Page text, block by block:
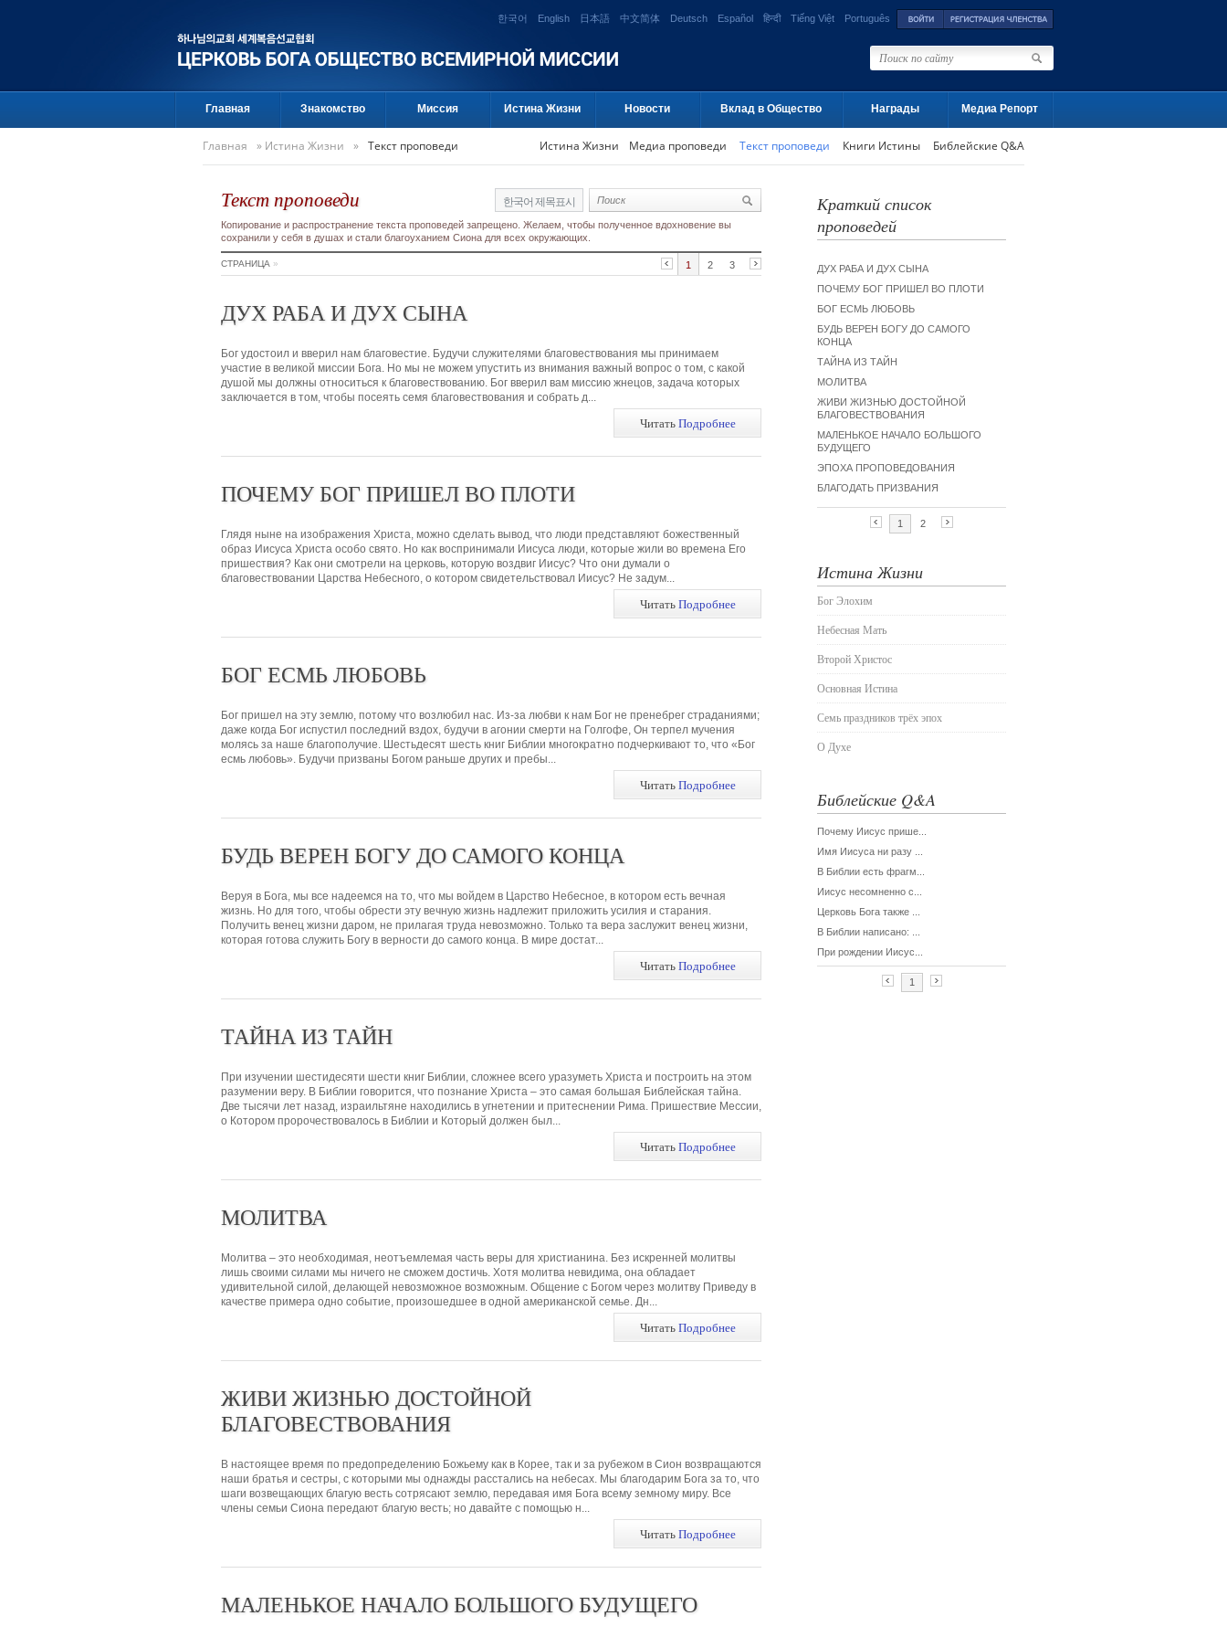
한국어 English 日本語 中文简体 Deutsch Español हिन्दी Tiếng Việt Português
Главная Знакомство Миссия Истина Жизни Новости Вклад в Общество Награды Медиа Репорт
Главная » Истина Жизни » Текст проповеди Истина Жизни Медиа проповеди Текст проповеди Книги Истины Библейские Q&A
Текст проповеди 한국어 제목표시
Копирование и распространение текста проповедей запрещено. Желаем, чтобы полученное вдохновение вы
сохранили у себя в душах и стали благоуханием Сиона для всех окружающих.
СТРАНИЦА » 1 2 3
ДУХ РАБА И ДУХ СЫНА
Бог удостоил и вверил нам благовестие. Будучи служителями благовествования мы принимаем
участие в великой миссии Бога. Но мы не можем упустить из внимания важный вопрос о том, с какой
душой мы должны относиться к благовествованию. Бог вверил вам миссию жнецов, задача которых
заключается в том, чтобы посеять семя благовествования и собрать д...
ЧитатьПодробнее
ПОЧЕМУ БОГ ПРИШЕЛ ВО ПЛОТИ
Глядя ныне на изображения Христа, можно сделать вывод, что люди представляют божественный
образ Иисуса Христа особо свято. Но как воспринимали Иисуса люди, которые жили во времена Его
пришествия? Как они смотрели на церковь, которую воздвиг Иисус? Что они думали о
благовествовании Царства Небесного, о котором свидетельствовал Иисус? Не задум...
ЧитатьПодробнее
БОГ ЕСМЬ ЛЮБОВЬ
Бог пришел на эту землю, потому что возлюбил нас. Из-за любви к нам Бог не пренебрег страданиями;
даже когда Бог испустил последний вздох, будучи в агонии смерти на Голгофе, Он терпел мучения
молясь за наше благополучие. Шестьдесят шесть книг Библии многократно подчеркивают то, что «Бог
есмь любовь». Будучи призваны Богом раньше других и пребы...
ЧитатьПодробнее
БУДЬ ВЕРЕН БОГУ ДО САМОГО КОНЦА
Веруя в Бога, мы все надеемся на то, что мы войдем в Царство Небесное, в котором есть вечная
жизнь. Но для того, чтобы обрести эту вечную жизнь надлежит приложить усилия и старания.
Получить венец жизни даром, не прилагая труда невозможно. Только та вера заслужит венец жизни,
которая готова служить Богу в верности до самого конца. В мире достат...
ЧитатьПодробнее
ТАЙНА ИЗ ТАЙН
При изучении шестидесяти шести книг Библии, сложнее всего уразуметь Христа и построить на этом
разумении веру. В Библии говорится, что познание Христа – это самая большая Библейская тайна.
Две тысячи лет назад, израильтяне находились в угнетении и притеснении Рима. Пришествие Мессии,
о Котором пророчествовалось в Библии и Который должен был...
ЧитатьПодробнее
МОЛИТВА
Молитва – это необходимая, неотъемлемая часть веры для христианина. Без искренней молитвы
лишь своими силами мы ничего не сможем достичь. Хотя молитва невидима, она обладает
удивительной силой, делающей невозможное возможным. Общение с Богом через молитву Приведу в
качестве примера одно событие, произошедшее в одной американской семье. Дн...
ЧитатьПодробнее
ЖИВИ ЖИЗНЬЮ ДОСТОЙНОЙ
БЛАГОВЕСТВОВАНИЯ
В настоящее время по предопределению Божьему как в Корее, так и за рубежом в Сион возвращаются
наши братья и сестры, с которыми мы однажды расстались на небесах. Мы благодарим Бога за то, что
шаги возвещающих благую весть сотрясают землю, передавая имя Бога всему земному миру. Все
члены семьи Сиона передают благую весть; но давайте с помощью н...
ЧитатьПодробнее
МАЛЕНЬКОЕ НАЧАЛО БОЛЬШОГО БУДУЩЕГО
Истина Жизни
Бог Элохим
Небесная Мать
Второй Христос
Основная Истина
Семь праздников трёх эпох
О Духе